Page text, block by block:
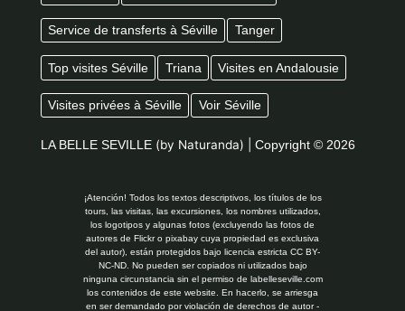
Service de transferts à Séville Tanger
Top visites Séville Triana Visites en Andalousie
Visites privées à Séville Voir Séville
LA BELLE SEVILLE (by Naturanda) | Copyright © 2026
¡Atención! Todos los textos descriptivos, los títulos de los
tours, las visitas, las excursiones, los nombres utilizados,
los logotipos y algunas fotos (excluyendo las fotos de
autores de Flickr o pixabay cuya propiedad es exclusiva
del autor), están protegidos bajo licencia estricta CC BY-
NC-ND. No pueden ser copiados ni utilizados bajo
ninguna circunstancia sin el permiso de labelleseville.com
los contenidos de este website. En hacerlo, se arriesga
en ser demandado por violación de derechos de autor -